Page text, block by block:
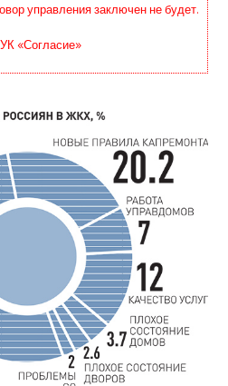
управления заключен не будет.
«Согласие»